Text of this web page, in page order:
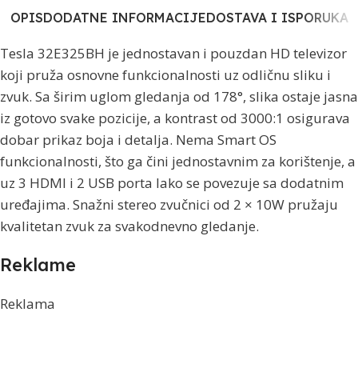
OPISDODATNE INFORMACIJEDOSTAVA I ISPORUKA
Tesla 32E325BH je jednostavan i pouzdan HD televizor
koji pruža osnovne funkcionalnosti uz odličnu sliku i
zvuk. Sa širim uglom gledanja od 178°, slika ostaje jasna
iz gotovo svake pozicije, a kontrast od 3000:1 osigurava
dobar prikaz boja i detalja. Nema Smart OS
funkcionalnosti, što ga čini jednostavnim za korištenje, a
uz 3 HDMI i 2 USB porta lako se povezuje sa dodatnim
uređajima. Snažni stereo zvučnici od 2 × 10W pružaju
kvalitetan zvuk za svakodnevno gledanje.
Reklame
Reklama